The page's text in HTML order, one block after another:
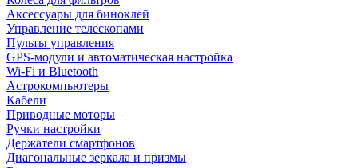
Аксессуары для биноклей
Управление телескопами
Пульты управления
GPS-модули и автоматическая настройка
Wi-Fi и Bluetooth
Астрокомпьютеры
Кабели
Приводные моторы
Ручки настройки
Держатели смартфонов
Диагональные зеркала и призмы